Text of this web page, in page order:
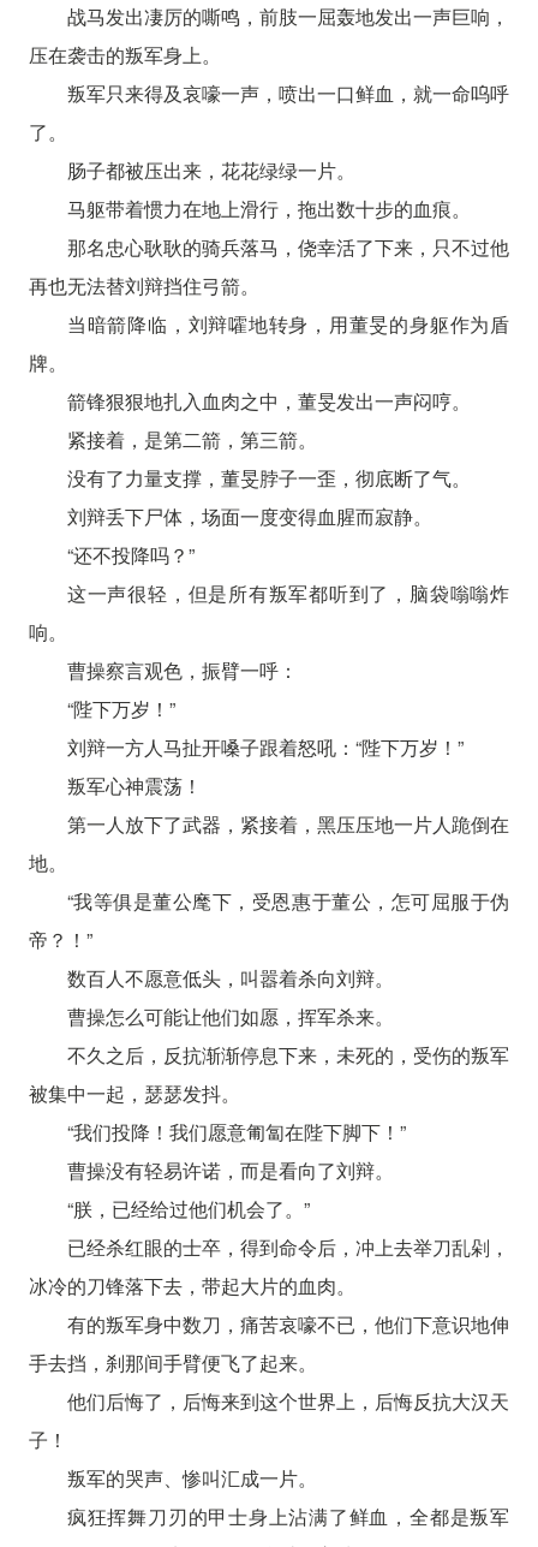
战马发出凄厉的嘶鸣，前肢一屈轰地发出一声巨响，
压在袭击的叛军身上。
叛军只来得及哀嚎一声，喷出一口鲜血，就一命呜呼
了。
肠子都被压出来，花花绿绿一片。
马躯带着惯力在地上滑行，拖出数十步的血痕。
那名忠心耿耿的骑兵落马，侥幸活了下来，只不过他
再也无法替刘辩挡住弓箭。
当暗箭降临，刘辩嚯地转身，用董旻的身躯作为盾
牌。
箭锋狠狠地扎入血肉之中，董旻发出一声闷哼。
紧接着，是第二箭，第三箭。
没有了力量支撑，董旻脖子一歪，彻底断了气。
刘辩丢下尸体，场面一度变得血腥而寂静。
“还不投降吗？”
这一声很轻，但是所有叛军都听到了，脑袋嗡嗡炸
响。
曹操察言观色，振臂一呼：
“陛下万岁！”
刘辩一方人马扯开嗓子跟着怒吼：“陛下万岁！”
叛军心神震荡！
第一人放下了武器，紧接着，黑压压地一片人跪倒在
地。
“我等俱是董公麾下，受恩惠于董公，怎可屈服于伪
帝？！”
数百人不愿意低头，叫嚣着杀向刘辩。
曹操怎么可能让他们如愿，挥军杀来。
不久之后，反抗渐渐停息下来，未死的，受伤的叛军
被集中一起，瑟瑟发抖。
“我们投降！我们愿意匍匐在陛下脚下！”
曹操没有轻易许诺，而是看向了刘辩。
“朕，已经给过他们机会了。”
已经杀红眼的士卒，得到命令后，冲上去举刀乱剁，
冰冷的刀锋落下去，带起大片的血肉。
有的叛军身中数刀，痛苦哀嚎不已，他们下意识地伸
手去挡，刹那间手臂便飞了起来。
他们后悔了，后悔来到这个世界上，后悔反抗大汉天
子！
叛军的哭声、惨叫汇成一片。
疯狂挥舞刀刃的甲士身上沾满了鲜血，全都是叛军